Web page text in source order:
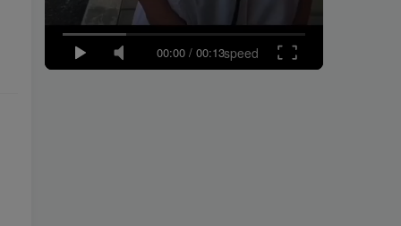
00:00 / 00:13speed